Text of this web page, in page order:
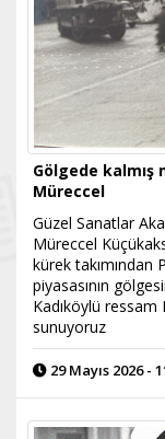
Gölgede kalmış
Müreccel
Güzel Sanatlar
Müreccel
kürek takımından
piyasasının
Kadıköylü ressam
sunuyoruz
29 Mayıs 2026 -